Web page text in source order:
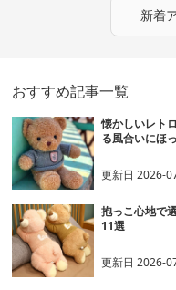
新着
おすすめ記事一覧
懐かしいレト
る風合いにほ
更新日2026-
抱っこ心地で
11選
更新日2026-